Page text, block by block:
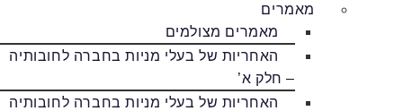
מאמרים
מאמרים מצולמים
האחריות של בעלי מניות בחברה לחובותיה
– חלק א’
האחריות של בעלי מניות בחברה לחובותיה